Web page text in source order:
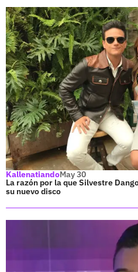
KallenatiandoMay 30
La razón por la que Silvestre
su nuevo disco